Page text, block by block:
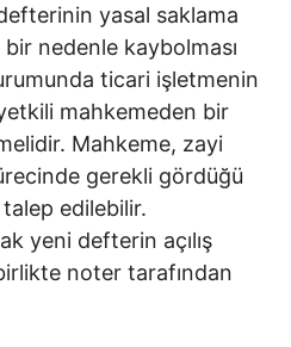
yasal saklama
nedenle kaybolması
ticari işletmenin
mahkemeden bir
Mahkeme, zayi
gerekli gördüğü
talep edilebilir.
yeni defterin açılış
noter tarafından